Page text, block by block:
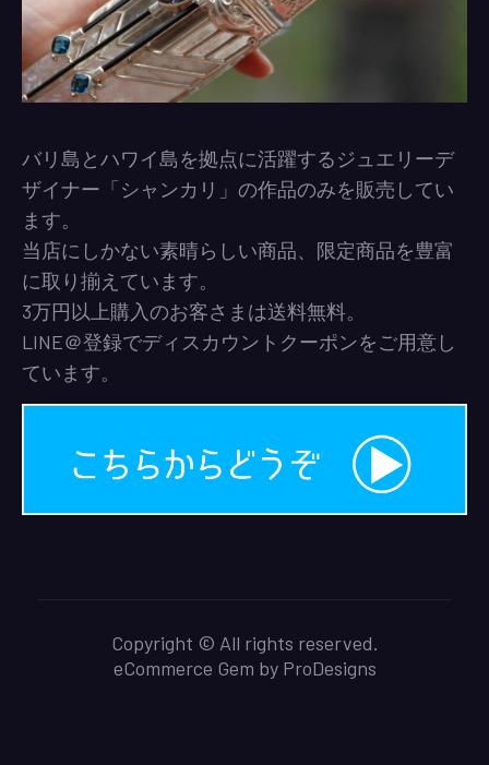
バリ島とハワイ島を拠点に活躍するジュエリーデ
ザイナー「シャンカリ」の作品のみを販売してい
ます。
当店にしかない素晴らしい商品、限定商品を豊富
に取り揃えています。
3万円以上購入のお客さまは送料無料。
LINE＠登録でディスカウントクーポンをご用意し
ています。
Copyright © All rights reserved.
eCommerce Gem by ProDesigns